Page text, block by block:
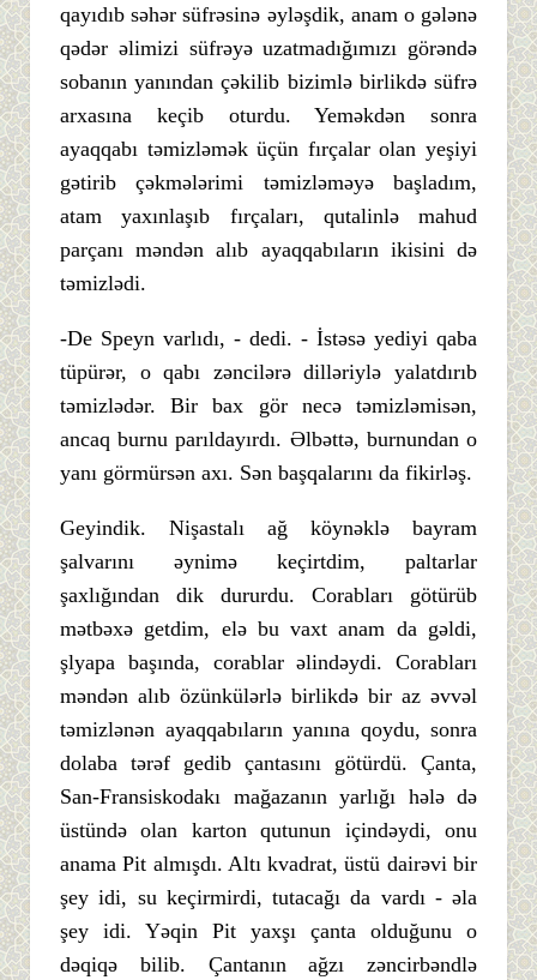
qayıdıb səhər süfrəsinə əyləşdik, anam o gələnə
qədər əlimizi süfrəyə uzatmadığımızı görəndə
sobanın yanından çəkilib bizimlə birlikdə süfrə
arxasına keçib oturdu. Yeməkdən sonra
ayaqqabı təmizləmək üçün fırçalar olan yeşiyi
gətirib çəkmələrimi təmizləməyə başladım,
atam yaxınlaşıb fırçaları, qutalinlə mahud
parçanı məndən alıb ayaqqabıların ikisini də
təmizlədi.
-De Speyn varlıdı, - dedi. - İstəsə yediyi qaba
tüpürər, o qabı zəncilərə dilləriylə yalatdırıb
təmizlədər. Bir bax gör necə təmizləmisən,
ancaq burnu parıldayırdı. Əlbəttə, burnundan o
yanı görmürsən axı. Sən başqalarını da fikirləş.
Geyindik. Nişastalı ağ köynəklə bayram
şalvarını əynimə keçirtdim, paltarlar
şaxlığından dik dururdu. Corabları götürüb
mətbəxə getdim, elə bu vaxt anam da gəldi,
şlyapa başında, corablar əlindəydi. Corabları
məndən alıb özünkülərlə birlikdə bir az əvvəl
təmizlənən ayaqqabıların yanına qoydu, sonra
dolaba tərəf gedib çantasını götürdü. Çanta,
San-Fransiskodakı mağazanın yarlığı hələ də
üstündə olan karton qutunun içindəydi, onu
anama Pit almışdı. Altı kvadrat, üstü dairəvi bir
şey idi, su keçirmirdi, tutacağı da vardı - əla
şey idi. Yəqin Pit yaxşı çanta olduğunu o
dəqiqə bilib. Çantanın ağzı zəncirbəndlə